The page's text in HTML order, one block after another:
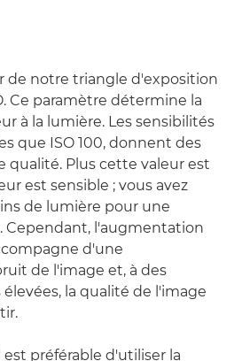
de notre triangle d'exposition
Ce paramètre détermine la
à la lumière. Les sensibilités
que ISO 100, donnent des
qualité. Plus cette valeur est
est sensible ; vous avez
de lumière pour une
Cependant, l'augmentation
d'une
de l'image et, à des
la qualité de l'image
est préférable d'utiliser la